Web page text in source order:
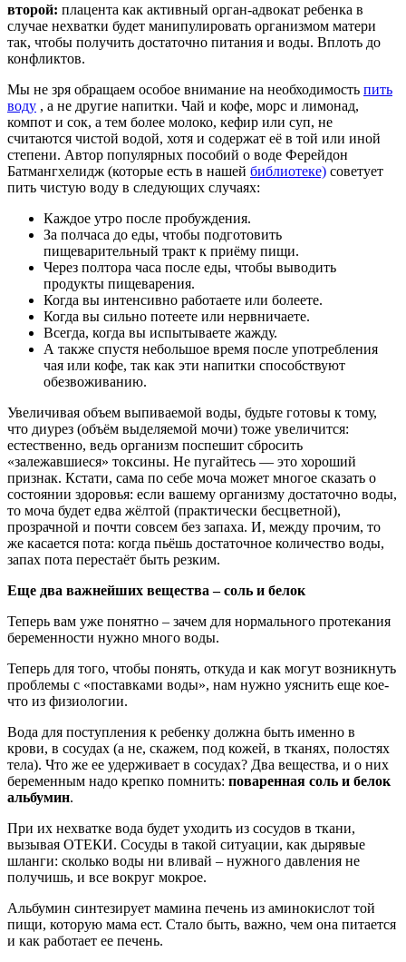
второй: плацента как активный орган-адвокат ребенка в
случае нехватки будет манипулировать организмом матери
так, чтобы получить достаточно питания и воды. Вплоть до
конфликтов.
Мы не зря обращаем особое внимание на необходимость пить
воду , а не другие напитки. Чай и кофе, морс и лимонад,
компот и сок, а тем более молоко, кефир или суп, не
считаются чистой водой, хотя и содержат её в той или иной
степени. Автор популярных пособий о воде Ферейдон
Батмангхелидж (которые есть в нашей библиотеке) советует
пить чистую воду в следующих случаях:
Каждое утро после пробуждения.
За полчаса до еды, чтобы подготовить
пищеварительный тракт к приёму пищи.
Через полтора часа после еды, чтобы выводить
продукты пищеварения.
Когда вы интенсивно работаете или болеете.
Когда вы сильно потеете или нервничаете.
Всегда, когда вы испытываете жажду.
А также спустя небольшое время после употребления
чая или кофе, так как эти напитки способствуют
обезвоживанию.
Увеличивая объем выпиваемой воды, будьте готовы к тому,
что диурез (объём выделяемой мочи) тоже увеличится:
естественно, ведь организм поспешит сбросить
«залежавшиеся» токсины. Не пугайтесь — это хороший
признак. Кстати, сама по себе моча может многое сказать о
состоянии здоровья: если вашему организму достаточно воды,
то моча будет едва жёлтой (практически бесцветной),
прозрачной и почти совсем без запаха. И, между прочим, то
же касается пота: когда пьёшь достаточное количество воды,
запах пота перестаёт быть резким.
Еще два важнейших вещества – соль и белок
Теперь вам уже понятно – зачем для нормального протекания
беременности нужно много воды.
Теперь для того, чтобы понять, откуда и как могут возникнуть
проблемы с «поставками воды», нам нужно уяснить еще кое-
что из физиологии.
Вода для поступления к ребенку должна быть именно в
крови, в сосудах (а не, скажем, под кожей, в тканях, полостях
тела). Что же ее удерживает в сосудах? Два вещества, и о них
беременным надо крепко помнить: поваренная соль и белок
альбумин.
При их нехватке вода будет уходить из сосудов в ткани,
вызывая ОТЕКИ. Сосуды в такой ситуации, как дырявые
шланги: сколько воды ни вливай – нужного давления не
получишь, и все вокруг мокрое.
Альбумин синтезирует мамина печень из аминокислот той
пищи, которую мама ест. Стало быть, важно, чем она питается
и как работает ее печень.